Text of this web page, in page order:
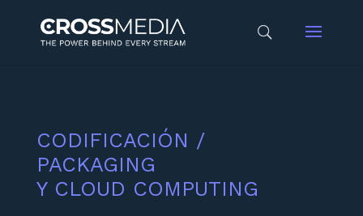
CODIFICACIÓN /
PACKAGING
Y CLOUD COMPUTING